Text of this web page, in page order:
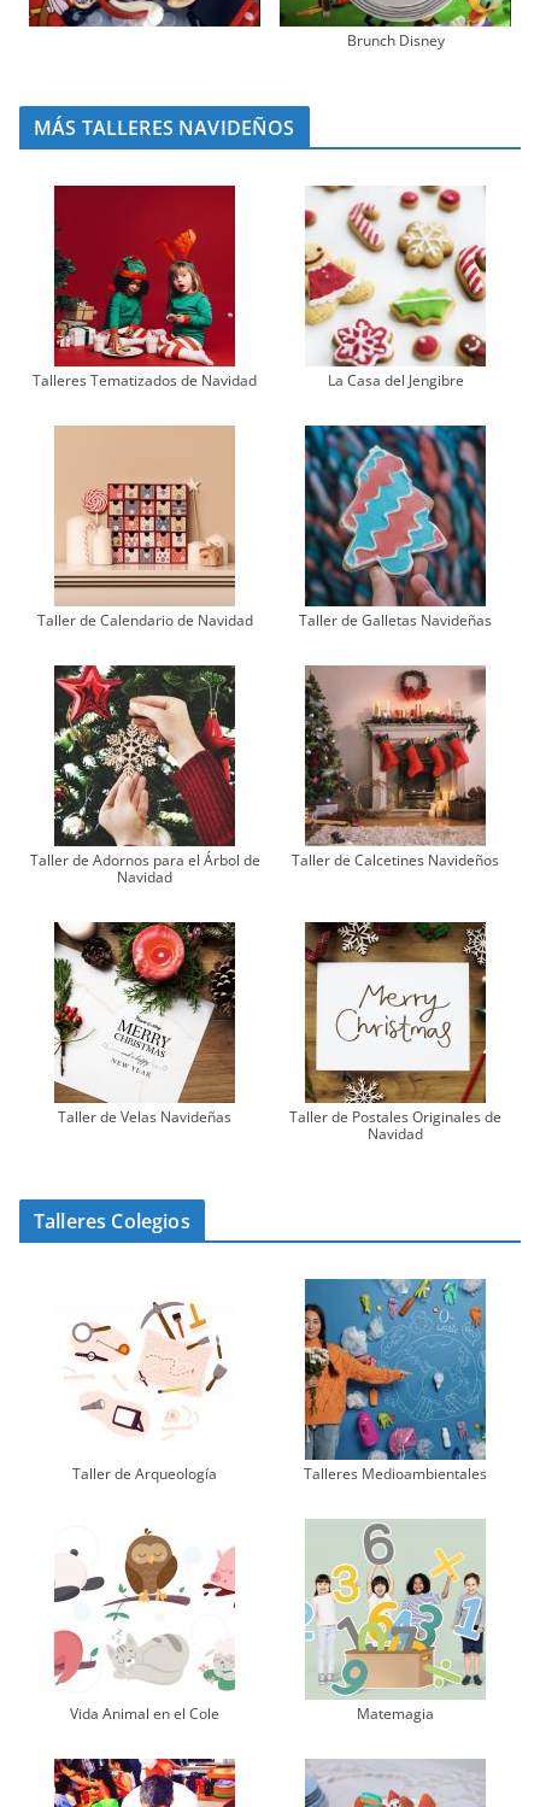
Brunch Disney
MÁS TALLERES NAVIDEÑOS
Talleres Tematizados de Navidad La Casa del Jengibre
Taller de Calendario de Navidad Taller de Galletas Navideñas
Taller de Adornos para el Árbol de
Navidad
Taller de Calcetines Navideños
Taller de Velas Navideñas
Taller de Postales Originales de
Navidad
Talleres Colegios
Taller de Arqueología Talleres Medioambientales
Vida Animal en el Cole Matemagia